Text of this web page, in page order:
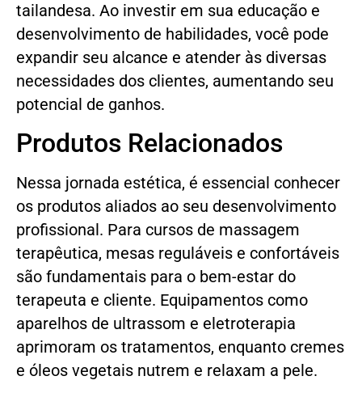
tailandesa. Ao investir em sua educação e
desenvolvimento de habilidades, você pode
expandir seu alcance e atender às diversas
necessidades dos clientes, aumentando seu
potencial de ganhos.
Produtos Relacionados
Nessa jornada estética, é essencial conhecer
os produtos aliados ao seu desenvolvimento
profissional. Para cursos de massagem
terapêutica, mesas reguláveis e confortáveis
são fundamentais para o bem-estar do
terapeuta e cliente. Equipamentos como
aparelhos de ultrassom e eletroterapia
aprimoram os tratamentos, enquanto cremes
e óleos vegetais nutrem e relaxam a pele.